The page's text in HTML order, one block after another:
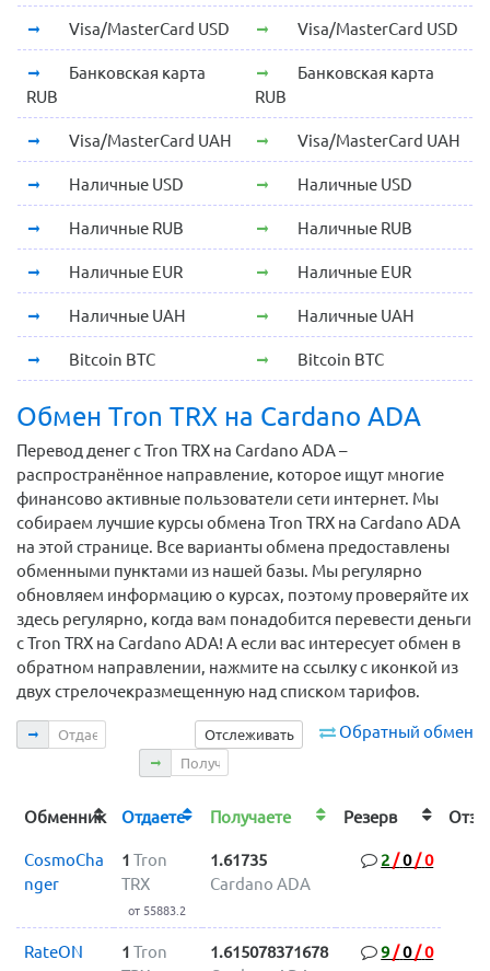
Visa/MasterCard USD Visa/MasterCard USD
Банковская карта
RUB
Банковская карта
RUB
Visa/MasterCard UAH Visa/MasterCard UAH
Наличные USD Наличные USD
Наличные RUB Наличные RUB
Наличные EUR Наличные EUR
Наличные UAH Наличные UAH
Bitcoin BTC Bitcoin BTC
Обмен Tron TRX на Cardano ADA
Перевод денег с Tron TRX на Cardano ADA –
распространённое направление, которое ищут многие
финансово активные пользователи сети интернет. Мы
собираем лучшие курсы обмена Tron TRX на Cardano ADA
на этой странице. Все варианты обмена предоставлены
обменными пунктами из нашей базы. Мы регулярно
обновляем информацию о курсах, поэтому проверяйте их
здесь регулярно, когда вам понадобится перевести деньги
с Tron TRX на Cardano ADA! А если вас интересует обмен в
обратном направлении, нажмите на ссылку с иконкой из
двух стрелочекразмещенную над списком тарифов.
Обратный обмен
Отслеживать
Отдаете
Получаете
Обменник Отдаете Получаете Резерв
CosmoCha
nger
1 Tron
TRX
от 55883.2
1.61735
Cardano ADA
2 /0/0
RateON 1 Tron
1.615078371678
9 /0/0